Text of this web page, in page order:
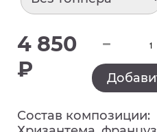
4 850
₽
Состав композиции: